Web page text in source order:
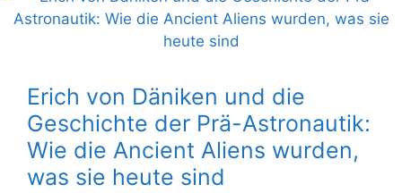
Erich von Däniken und die
Geschichte der Prä-Astronautik:
Wie die Ancient Aliens wurden,
was sie heute sind